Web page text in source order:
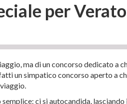
per
ma di un concorso dedicato a
un simpatico concorso aperto a
ci si autocandida,